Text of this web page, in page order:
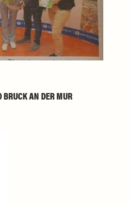
AN DER MUR